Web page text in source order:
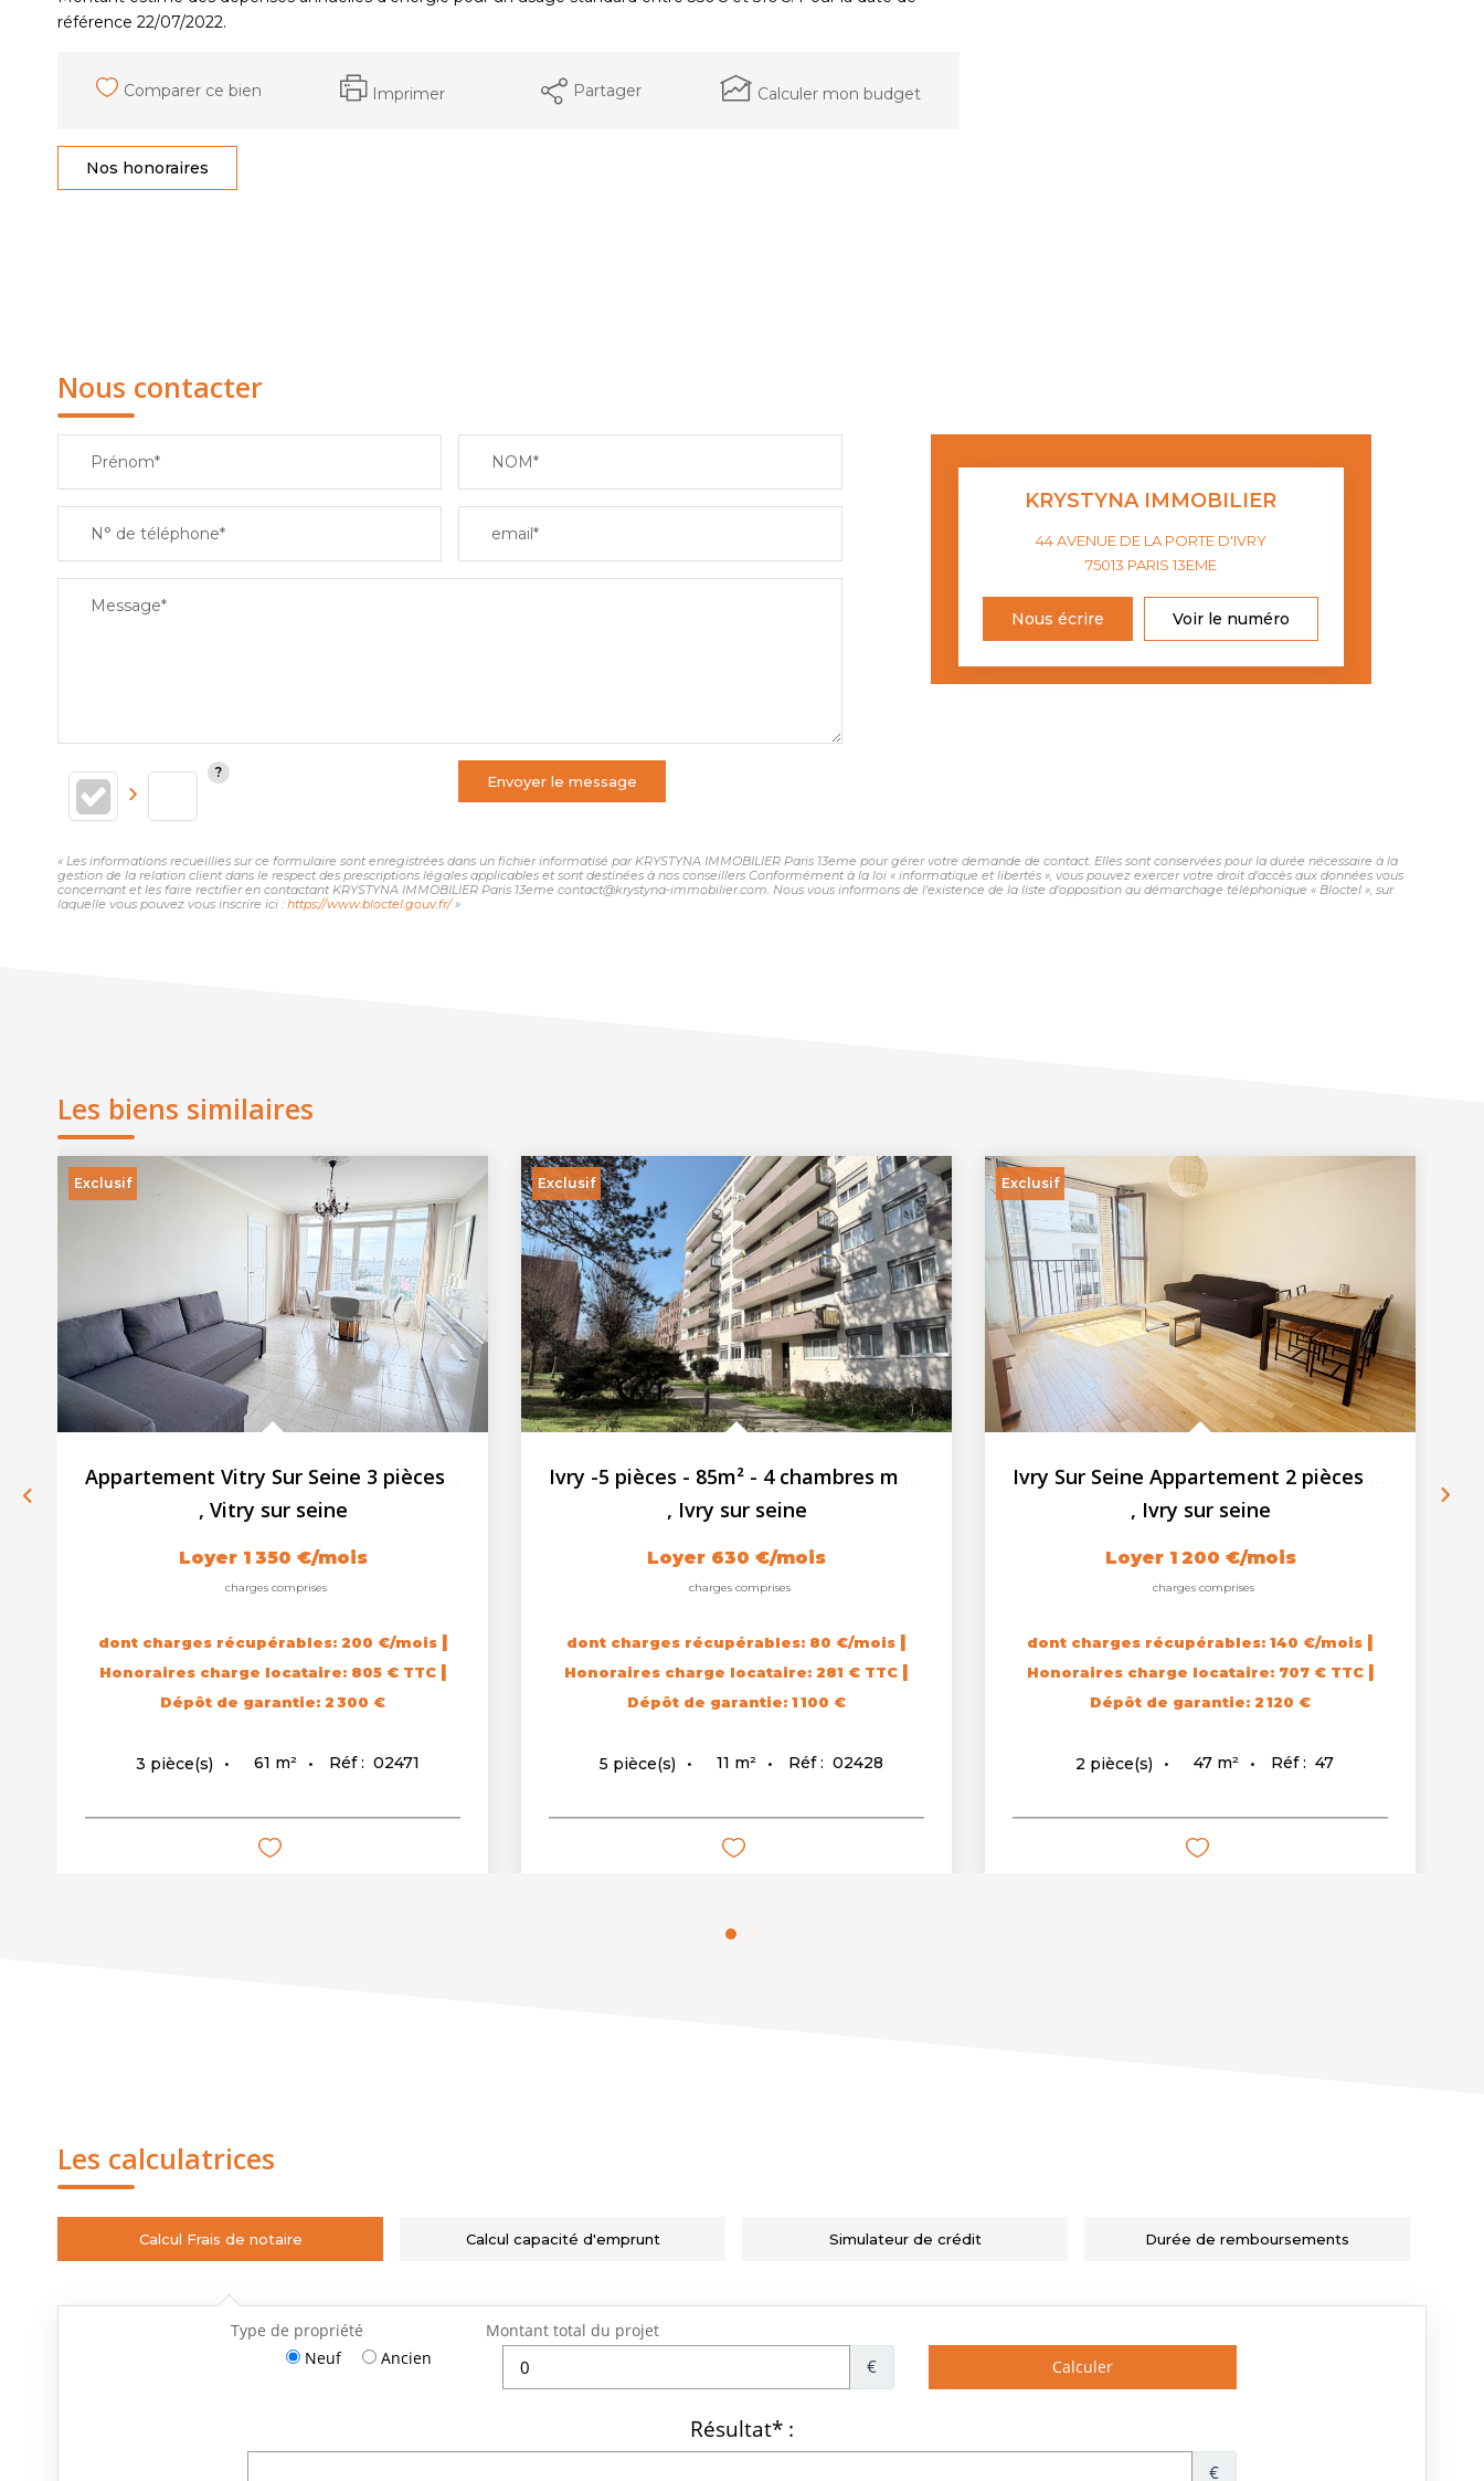
référence 22/07/2022.
Comparer ce bien Imprimer Partager Calculer mon budget
Nos honoraires
Nous contacter
Prénom* NOM*
N° de téléphone* email*
Message*
Envoyer le message
KRYSTYNA IMMOBILIER
44 AVENUE DE LA PORTE D'IVRY
75013 PARIS 13EME
Nous écrire Voir le numéro
« Les informations recueillies sur ce formulaire sont enregistrées dans un fichier informatisé par KRYSTYNA IMMOBILIER Paris 13eme pour gérer votre demande de contact. Elles sont conservées pour la durée nécessaire à la
gestion de la relation client dans le respect des prescriptions légales applicables et sont destinées à nos conseillers Conformément à la loi « informatique et libertés », vous pouvez exercer votre droit d'accès aux données vous
concernant et les faire rectifier en contactant KRYSTYNA IMMOBILIER Paris 13eme contact@krystyna-immobilier.com. Nous vous informons de l'existence de la liste d'opposition au démarchage téléphonique « Bloctel », sur
laquelle vous pouvez vous inscrire ici : https://www.bloctel.gouv.fr/»
Les biens similaires
Exclusif
, Vitry sur seine
Loyer 1 350 €/mois
charges comprises
dont charges récupérables: 200 €/mois |
Honoraires charge locataire: 805 € TTC |
Dépôt de garantie: 2 300 €
3 pièce(s) 61 m² Réf : 02471
Exclusif
, Ivry sur seine
Loyer 630 €/mois
charges comprises
dont charges récupérables: 80 €/mois |
Honoraires charge locataire: 281 € TTC |
Dépôt de garantie: 1 100 €
5 pièce(s) 11 m² Réf : 02428
Exclusif
, Ivry sur seine
Loyer 1 200 €/mois
charges comprises
dont charges récupérables: 140 €/mois |
Honoraires charge locataire: 707 € TTC |
Dépôt de garantie: 2 120 €
2 pièce(s) 47 m² Réf : 47
Les calculatrices
Calcul Frais de notaire Calcul capacité d'emprunt Simulateur de crédit Durée de remboursements